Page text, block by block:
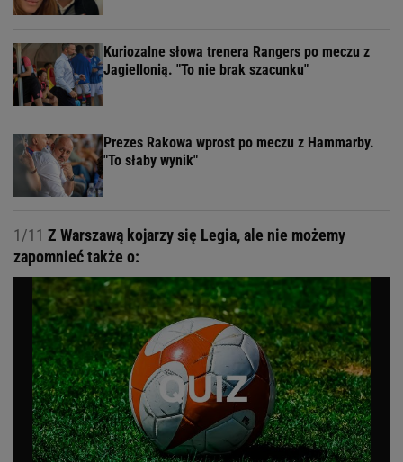
Kuriozalne słowa trenera Rangers po meczu z
Jagiellonią. "To nie brak szacunku"
Prezes Rakowa wprost po meczu z Hammarby.
"To słaby wynik"
1/11 Z Warszawą kojarzy się Legia, ale nie możemy
zapomnieć także o: